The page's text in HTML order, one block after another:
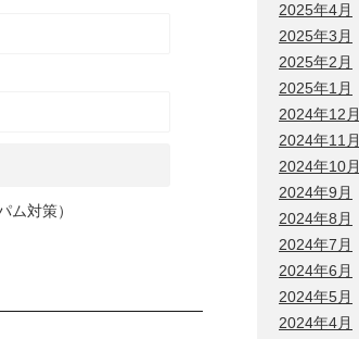
ム対策）
2025年4月
2025年3月
2025年2月
2025年1月
2024年12月
2024年11月
2024年10月
2024年9月
2024年8月
2024年7月
2024年6月
2024年5月
2024年4月